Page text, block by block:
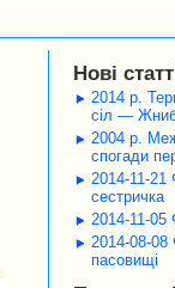
Нові
2014 р.
сіл —
2004 р.
спогади
2014-11-21
сестричка
2014-11-05
2014-08-08
пасовищі